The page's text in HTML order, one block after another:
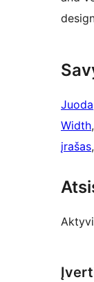
Juoda
Width,
įrašas,